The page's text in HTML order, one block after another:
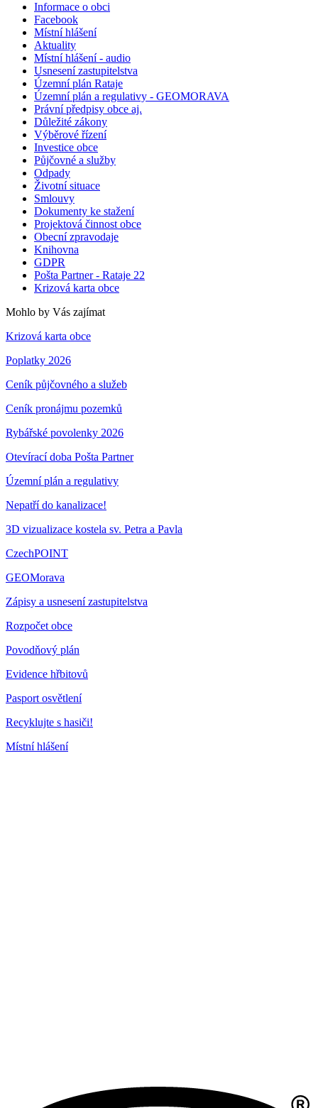
Informace o obci
Facebook
Místní hlášení
Aktuality
Místní hlášení - audio
Usnesení zastupitelstva
Územní plán Rataje
Územní plán a regulativy - GEOMORAVA
Právní předpisy obce aj.
Důležité zákony
Výběrové řízení
Investice obce
Půjčovné a služby
Odpady
Životní situace
Smlouvy
Dokumenty ke stažení
Projektová činnost obce
Obecní zpravodaje
Knihovna
GDPR
Pošta Partner - Rataje 22
Krizová karta obce
Mohlo by Vás zajímat
Krizová karta obce
Poplatky 2026
Ceník půjčovného a služeb
Ceník pronájmu pozemků
Rybářské povolenky 2026
Otevírací doba Pošta Partner
Územní plán a regulativy
Nepatří do kanalizace!
3D vizualizace kostela sv. Petra a Pavla
CzechPOINT
GEOMorava
Zápisy a usnesení zastupitelstva
Rozpočet obce
Povodňový plán
Evidence hřbitovů
Pasport osvětlení
Recyklujte s hasiči!
Místní hlášení